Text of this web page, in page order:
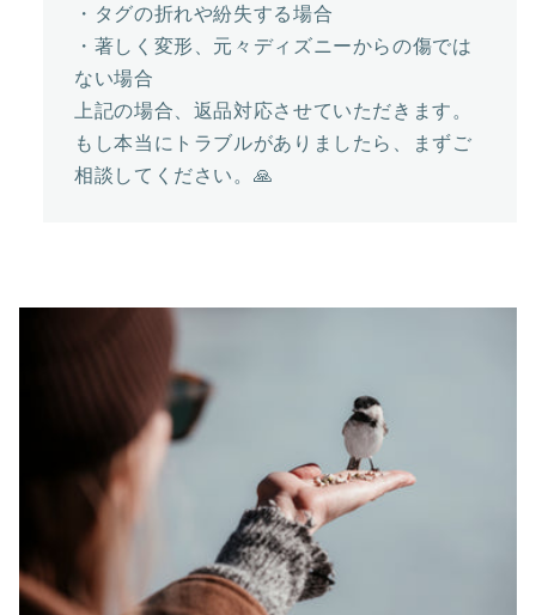
・タグの折れや紛失する場合
・著しく変形、元々ディズニーからの傷では
ない場合
上記の場合、返品対応させていただきます。
もし本当にトラブルがありましたら、まずご
相談してください。🙏